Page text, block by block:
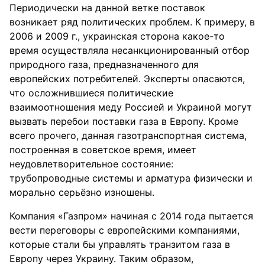
Периодически на данной ветке поставок
возникает ряд политических проблем. К примеру, в
2006 и 2009 г., украинская сторона какое-то
время осуществляла несанкционированный отбор
природного газа, предназначенного для
европейских потребителей. Эксперты опасаются,
что осложнившиеся политические
взаимоотношения меду Россией и Украиной могут
вызвать перебои поставки газа в Европу. Кроме
всего прочего, данная газотранспортная система,
построенная в советское время, имеет
неудовлетворительное состояние:
трубопроводные системы и арматура физически и
морально серьёзно изношены.
Компания «Газпром» начиная с 2014 года пытается
вести переговоры с европейскими компаниями,
которые стали бы управлять транзитом газа в
Европу через Украину. Таким образом,